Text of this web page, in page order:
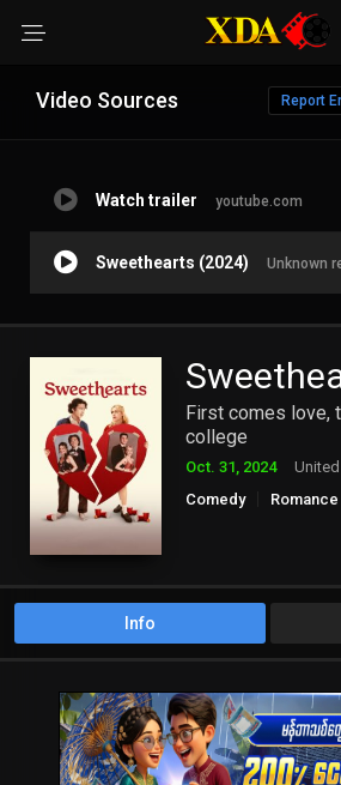
Video Sources Report
Watch trailer youtube.com
Sweethearts (2024) Unknown
First comes love,
college
Oct. 31, 2024
Comedy
Romance
Info